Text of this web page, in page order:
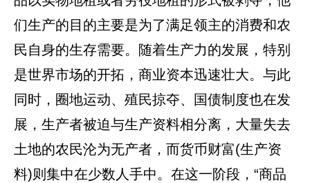
们生产的目的主要是为了满足领主的消费和农
民自身的生存需要。随着生产力的发展，特别
是世界市场的开拓，商业资本迅速壮大。与此
同时，圈地运动、殖民掠夺、国债制度也在发
展，生产者被迫与生产资料相分离，大量失去
土地的农民沦为无产者，而货币财富(生产资
料)则集中在少数人手中。在这一阶段，“商品